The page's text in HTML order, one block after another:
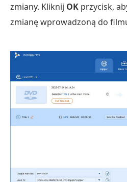
zmiany. Kliknij OK przycisk,
zmianę wprowadzoną do